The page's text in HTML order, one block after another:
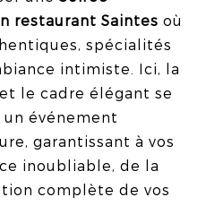
restaurant Saintes où
spécialités
intimiste. Ici, la
et le cadre élégant se
événement
garantissant à vos
inoubliable, de la
complète de vos